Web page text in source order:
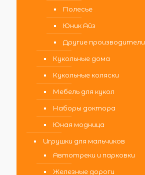
Полесье
Юник Айз
Другие производители
Кукольные дома
Кукольные коляски
Мебель для кукол
Наборы доктора
Юная модница
Игрушки для мальчиков
Автотреки и парковки
Железные дороги